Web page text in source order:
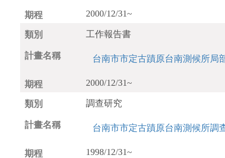
2000/12/31~
工作報告書
台南市市定古蹟原台南測候所局
2000/12/31~
調查研究
台南市市定古蹟原台南測候所調
1998/12/31~